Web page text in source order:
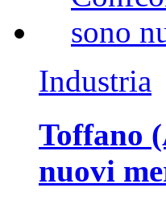
Industria
Toffano
nuovi